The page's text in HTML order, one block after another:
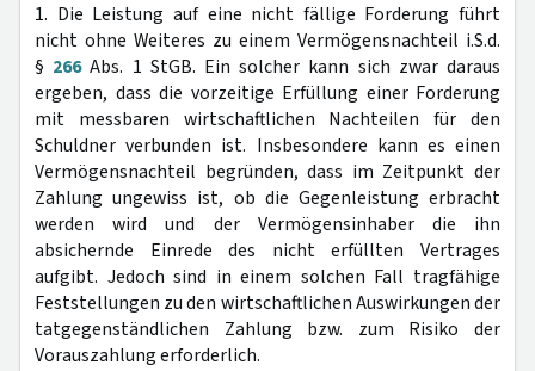
1. Die Leistung auf eine nicht fällige Forderung führt
nicht ohne Weiteres zu einem Vermögensnachteil i.S.d.
§ 266Abs. 1 StGB. Ein solcher kann sich zwar daraus
ergeben, dass die vorzeitige Erfüllung einer Forderung
mit messbaren wirtschaftlichen Nachteilen für den
Schuldner verbunden ist. Insbesondere kann es einen
Vermögensnachteil begründen, dass im Zeitpunkt der
Zahlung ungewiss ist, ob die Gegenleistung erbracht
werden wird und der Vermögensinhaber die ihn
absichernde Einrede des nicht erfüllten Vertrages
aufgibt. Jedoch sind in einem solchen Fall tragfähige
Feststellungen zu den wirtschaftlichen Auswirkungen der
tatgegenständlichen Zahlung bzw. zum Risiko der
Vorauszahlung erforderlich.